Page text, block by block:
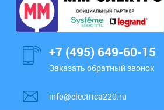
+7 (495) 649-60-15
Заказать обратный звонок
info@electrica220.ru